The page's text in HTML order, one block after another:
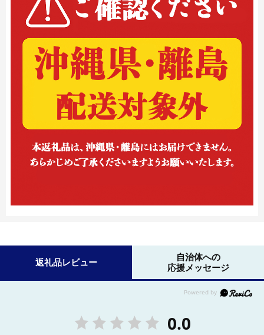
返礼品レビュー
自治体への
応援メッセージ
0.0